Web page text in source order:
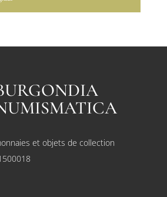
et objets de collection